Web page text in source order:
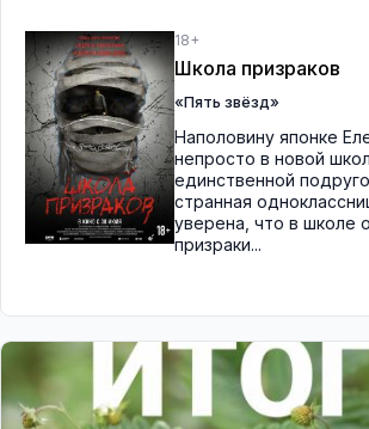
18+
Школа призраков
«Пять звёзд»
Наполовину японке
непросто в новой
единственной
странная
уверена, что в школе
призраки...